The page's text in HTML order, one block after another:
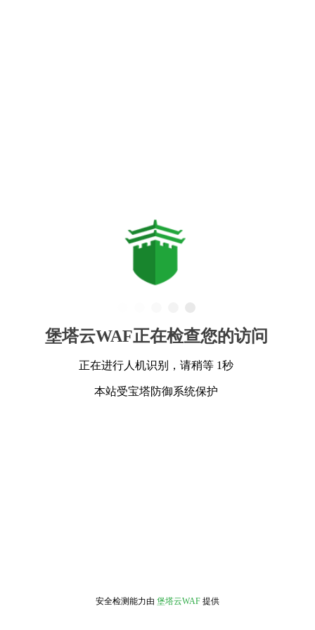
堡塔云WAF正在检查您的访问
正在进行人机识别，请稍等 1秒
本站受宝塔防御系统保护
安全检测能力由 堡塔云WAF 提供